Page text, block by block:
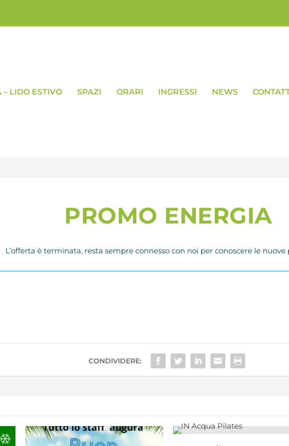
– LIDO ESTIVO SPAZI ORARI INGRESSI NEWS
PROMO ENERGIA
L’offerta è terminata, resta sempre connesso con noi per conoscere le
CONDIVIDERE: